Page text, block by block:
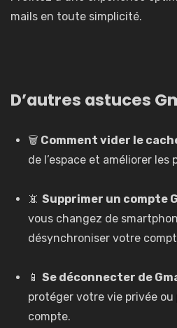
mails en toute simplicité.
D’autres astuces
🗑️ Comment vider le
de l’espace et améliorer les
📵Supprimer un compte
vous changez de
désynchroniser votre
📱Se déconnecter de
protéger votre vie privée ou
compte.